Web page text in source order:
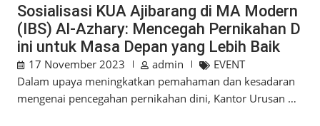
Sosialisasi KUA Ajibarang di MA Modern
(IBS) Al-Azhary: Mencegah Pernikahan D
ini untuk Masa Depan yang Lebih Baik
17 November 2023 admin
EVENT
Dalam upaya meningkatkan pemahaman dan kesadaran
mengenai pencegahan pernikahan dini, Kantor Urusan …